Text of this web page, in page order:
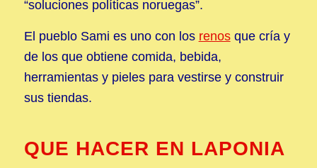
“soluciones políticas noruegas”.
El pueblo Sami es uno con los renosque cría y
de los que obtiene comida, bebida,
herramientas y pieles para vestirse y construir
sus tiendas.
QUE HACER EN LAPONIA